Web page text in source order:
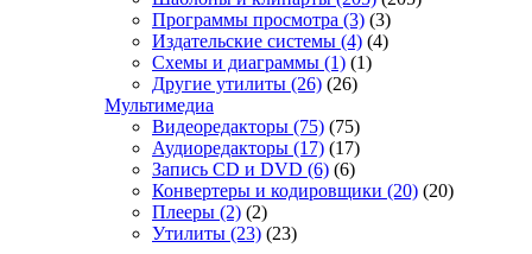
Программы просмотра (3) (3)
Издательские системы (4) (4)
Схемы и диаграммы (1) (1)
Другие утилиты (26) (26)
Мультимедиа
Видеоредакторы (75) (75)
Аудиоредакторы (17) (17)
Запись CD и DVD (6) (6)
Конвертеры и кодировщики (20) (20)
Плееры (2) (2)
Утилиты (23) (23)